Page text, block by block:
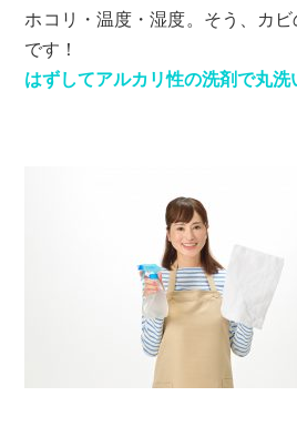
ホコリ・温度・湿度。そう、カ
です！
はずしてアルカリ性の洗剤で丸洗